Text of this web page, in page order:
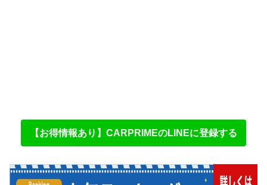
【お得情報あり】CARPRIMEのLINEに登録する